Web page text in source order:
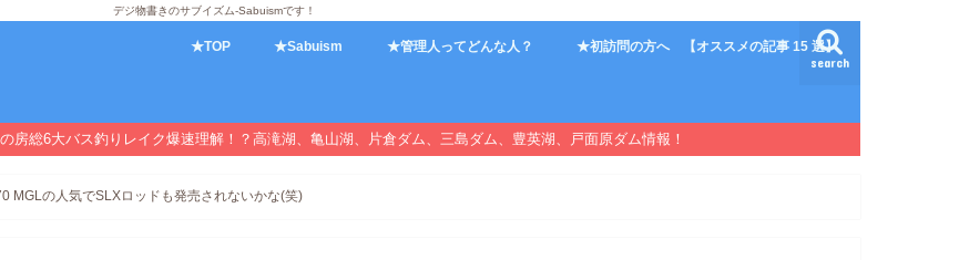
デジ物書きのサブイズム-Sabuismです！
search
★TOP ★Sabuism ★管理人ってどんな人？ ★初訪問の方へ 【オススメの記事 15 選】
房総6大バス釣りレイク爆速理解！？高滝湖、亀山湖、片倉ダム、三島ダム、豊英湖、戸面原ダム情報！
MGLの人気でSLXロッドも発売されないかな(笑)